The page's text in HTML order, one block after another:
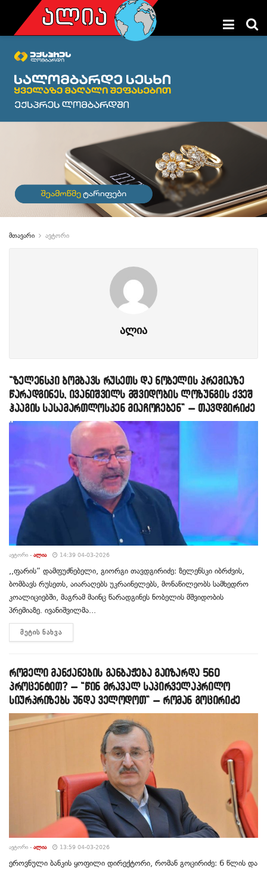
მთავარი ავტორი
ალია
“ზელენსკი ბომბავს რუსეთს და ნობელის პრემიაზე
წარადგინეს, ივანიშვილს მშვიდობის ლოზუნგის ქვეშ
ჰააგის სასამართლოსკენ მიაჩოჩებენ” – თავდგირიძე
ᲐᲕᲢᲝᲠᲘ - ᲐᲚᲘᲐ 14:39 04-03-2026
,,ფარის” დამფუძნებელი, გიორგი თავდგირიძე: ზელენსკი იბრძვის,
ბომბავს რუსეთს, აიარაღებს უკრაინელებს, მონაწილეობს სამხედრო
კოალიციებში, მაგრამ მაინც წარადგინეს ნობელის მშვიდობის
პრემიაზე. ივანიშვილმა...
ᲛᲔᲢᲘᲡ ᲜᲐᲮᲕᲐ
რომელი მანქანების განბაჟება გაიზარდა 560
პროცენტით? – “წინ მრავალ საპირველაპრილო
სიურპრიზებს უნდა ველოდოთ” – რომან გოცირიძე
ᲐᲕᲢᲝᲠᲘ - ᲐᲚᲘᲐ 13:59 04-03-2026
ეროვნული ბანკის ყოფილი დირექტორი, რომან გოცირიძე: 6 წლის და